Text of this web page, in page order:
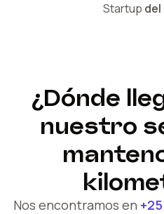
Startup del
¿Dónde
nuestro
Nos encontramos en